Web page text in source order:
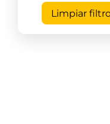
Limpiar